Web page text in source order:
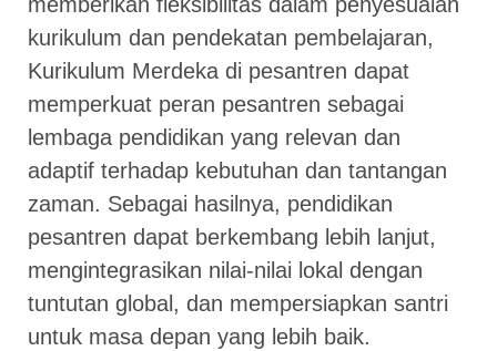
kurikulum dan pendekatan pembelajaran,
Kurikulum Merdeka di pesantren dapat
memperkuat peran pesantren sebagai
lembaga pendidikan yang relevan dan
adaptif terhadap kebutuhan dan tantangan
zaman. Sebagai hasilnya, pendidikan
pesantren dapat berkembang lebih lanjut,
mengintegrasikan nilai-nilai lokal dengan
tuntutan global, dan mempersiapkan santri
untuk masa depan yang lebih baik.